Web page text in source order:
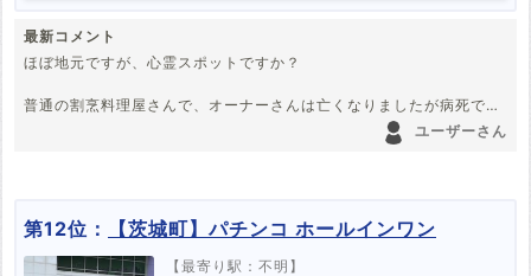
最新コメント
ほぼ地元ですが、心霊スポットですか？
普通の割烹料理屋さんで、オーナーさんは亡くなりましたが病死で
ユーザーさん
第12位： 【茨城町】パチンコ ホールインワン
【最寄り駅：不明】